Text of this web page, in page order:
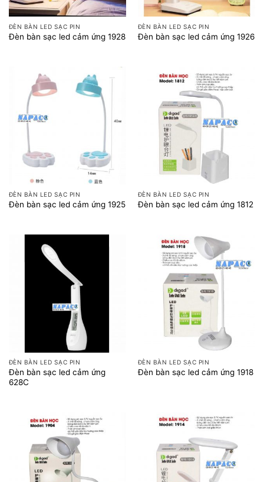
ĐÈN BÀN LED SẠC PIN
Đèn bàn sạc led cảm ứng 1928
ĐÈN BÀN LED SẠC PIN
Đèn bàn sạc led cảm ứng 1926
ĐÈN BÀN LED SẠC PIN
Đèn bàn sạc led cảm ứng 1925
ĐÈN BÀN LED SẠC PIN
Đèn bàn sạc led cảm ứng 1812
ĐÈN BÀN LED SẠC PIN
Đèn bàn sạc led cảm ứng
628C
ĐÈN BÀN LED SẠC PIN
Đèn bàn sạc led cảm ứng 1918